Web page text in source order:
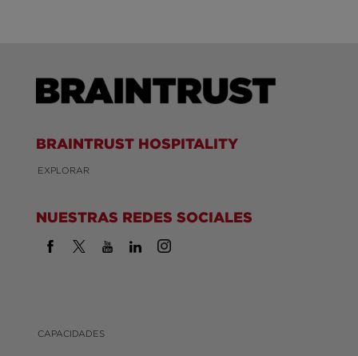
BRAINTRUST HOSPITALITY
EXPLORAR
NUESTRAS REDES SOCIALES
CAPACIDADES